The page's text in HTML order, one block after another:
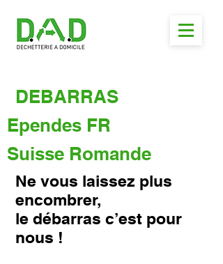
DEBARRAS
Ependes FR
Suisse Romande
Ne vous laissez plus
encombrer,
le débarras c’est pour
nous !